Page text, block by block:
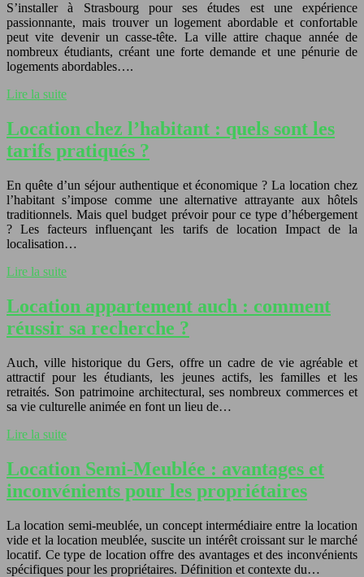
S’installer à Strasbourg pour ses études est une expérience
passionnante, mais trouver un logement abordable et confortable
peut vite devenir un casse-tête. La ville attire chaque année de
nombreux étudiants, créant une forte demande et une pénurie de
logements abordables….
Lire la suite
Location chez l’habitant : quels sont les
tarifs pratiqués ?
En quête d’un séjour authentique et économique ? La location chez
l’habitant s’impose comme une alternative attrayante aux hôtels
traditionnels. Mais quel budget prévoir pour ce type d’hébergement
? Les facteurs influençant les tarifs de location Impact de la
localisation…
Lire la suite
Location appartement auch : comment
réussir sa recherche ?
Auch, ville historique du Gers, offre un cadre de vie agréable et
attractif pour les étudiants, les jeunes actifs, les familles et les
retraités. Son patrimoine architectural, ses nombreux commerces et
sa vie culturelle animée en font un lieu de…
Lire la suite
Location Semi-Meublée : avantages et
inconvénients pour les propriétaires
La location semi-meublée, un concept intermédiaire entre la location
vide et la location meublée, suscite un intérêt croissant sur le marché
locatif. Ce type de location offre des avantages et des inconvénients
spécifiques pour les propriétaires. Définition et contexte du…